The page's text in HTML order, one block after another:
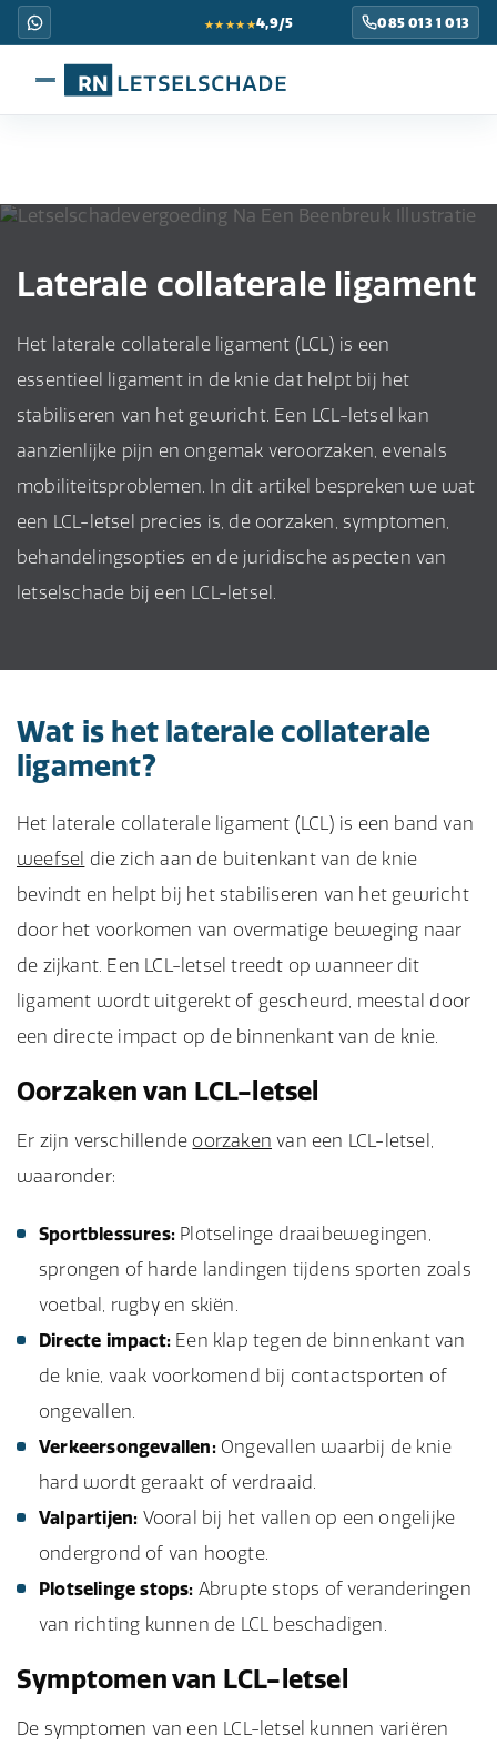
★★★★★4,9/5 085 013 1 013
Laterale collaterale ligament
Het laterale collaterale ligament (LCL) is een
essentieel ligament in de knie dat helpt bij het
stabiliseren van het gewricht. Een LCL-letsel kan
aanzienlijke pijn en ongemak veroorzaken, evenals
mobiliteitsproblemen. In dit artikel bespreken we wat
een LCL-letsel precies is, de oorzaken, symptomen,
behandelingsopties en de juridische aspecten van
letselschade bij een LCL-letsel.
Wat is het laterale collaterale
ligament?
Het laterale collaterale ligament (LCL) is een band van
weefsel die zich aan de buitenkant van de knie
bevindt en helpt bij het stabiliseren van het gewricht
door het voorkomen van overmatige beweging naar
de zijkant. Een LCL-letsel treedt op wanneer dit
ligament wordt uitgerekt of gescheurd, meestal door
een directe impact op de binnenkant van de knie.
Oorzaken van LCL-letsel
Er zijn verschillende oorzaken van een LCL-letsel,
waaronder:
Sportblessures: Plotselinge draaibewegingen,
sprongen of harde landingen tijdens sporten zoals
voetbal, rugby en skiën.
Directe impact: Een klap tegen de binnenkant van
de knie, vaak voorkomend bij contactsporten of
ongevallen.
Verkeersongevallen:Ongevallen waarbij de knie
hard wordt geraakt of verdraaid.
Valpartijen: Vooral bij het vallen op een ongelijke
ondergrond of van hoogte.
Plotselinge stops: Abrupte stops of veranderingen
van richting kunnen de LCL beschadigen.
Symptomen van LCL-letsel
De symptomen van een LCL-letsel kunnen variëren